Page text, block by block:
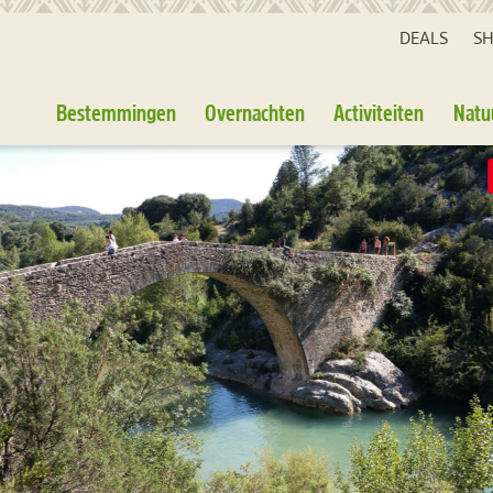
DEALS
Bestemmingen Overnachten Activiteiten